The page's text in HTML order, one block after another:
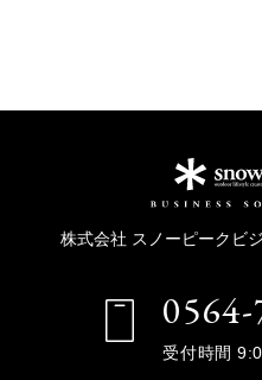
株式会社 スノーピークビ
受付時間